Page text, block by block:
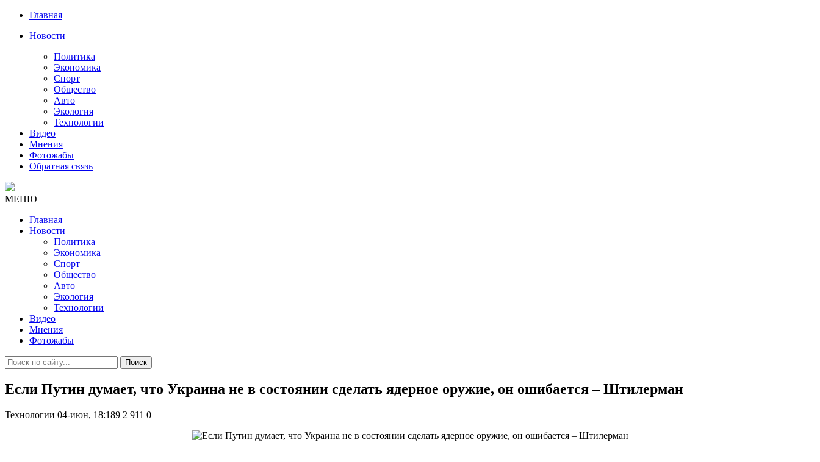
Главная
Новости
Политика
Экономика
Спорт
Общество
Авто
Экология
Технологии
Видео
Мнения
Фотожабы
Обратная связь
МЕНЮ
Главная
Новости
Политика
Экономика
Спорт
Общество
Авто
Экология
Технологии
Видео
Мнения
Фотожабы
Поиск
Если Путин думает, что Украина не в состоянии сделать ядерное оружие, он ошибается – Штилерман
Технологии 04-июн, 18:189 2 911 0